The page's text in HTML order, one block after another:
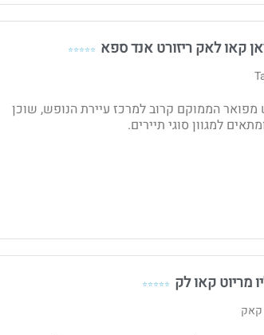
קאו לאק ריזורט אנד ספא ⭐⭐⭐⭐⭐
הממוקם קרוב למרכז עיירת הנופש, שוכן
למגוון סוגי תיירים.
מריוט קאו לק ⭐⭐⭐⭐⭐
קאק